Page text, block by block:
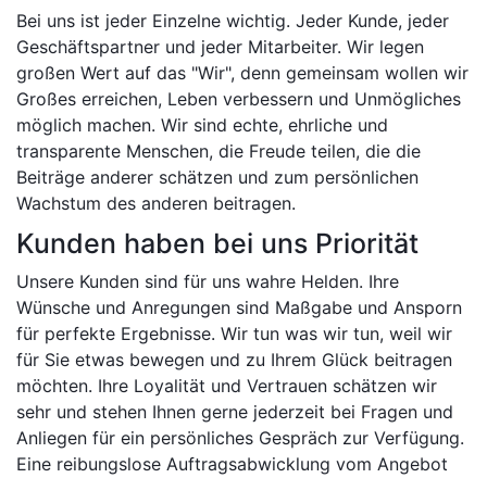
Bei uns ist jeder Einzelne wichtig. Jeder Kunde, jeder
Geschäftspartner und jeder Mitarbeiter. Wir legen
großen Wert auf das "Wir", denn gemeinsam wollen wir
Großes erreichen, Leben verbessern und Unmögliches
möglich machen. Wir sind echte, ehrliche und
transparente Menschen, die Freude teilen, die die
Beiträge anderer schätzen und zum persönlichen
Wachstum des anderen beitragen.
Kunden haben bei uns Priorität
Unsere Kunden sind für uns wahre Helden. Ihre
Wünsche und Anregungen sind Maßgabe und Ansporn
für perfekte Ergebnisse. Wir tun was wir tun, weil wir
für Sie etwas bewegen und zu Ihrem Glück beitragen
möchten. Ihre Loyalität und Vertrauen schätzen wir
sehr und stehen Ihnen gerne jederzeit bei Fragen und
Anliegen für ein persönliches Gespräch zur Verfügung.
Eine reibungslose Auftragsabwicklung vom Angebot